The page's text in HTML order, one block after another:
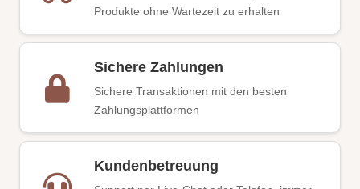
Produkte ohne Wartezeit zu erhalten
Sichere Zahlungen
Sichere Transaktionen mit den besten
Zahlungsplattformen
Kundenbetreuung